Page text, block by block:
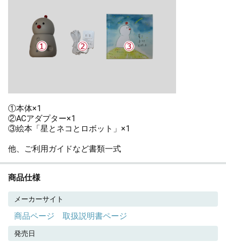
①本体×1
②ACアダプター×1
③絵本「星とネコとロボット」×1
他、ご利用ガイドなど書類一式
商品仕様
メーカーサイト
商品ページ 取扱説明書ページ
発売日